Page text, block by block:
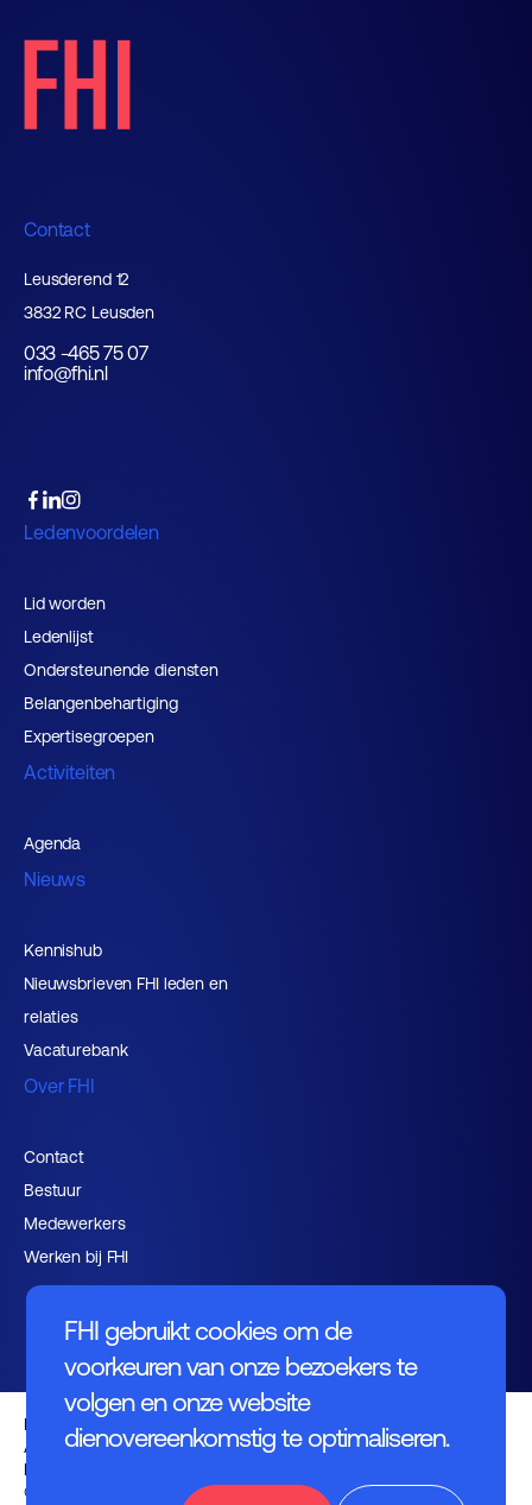
FHI gebruikt cookies om de
voorkeuren van onze bezoekers te
volgen en onze website
dienovereenkomstig te optimaliseren.
Contact
Leusderend 12
3832 RC Leusden
033 -465 75 07
info@fhi.nl
Ledenvoordelen
Lid worden
Ledenlijst
Ondersteunende diensten
Belangenbehartiging
Expertisegroepen
Activiteiten
Agenda
Nieuws
Kennishub
Nieuwsbrieven FHI leden en
relaties
Vacaturebank
Over FHI
Contact
Bestuur
Medewerkers
Werken bij FHI
Privacybeleid
Algemene voorwaarden
Disclaimer
© FHI 2026